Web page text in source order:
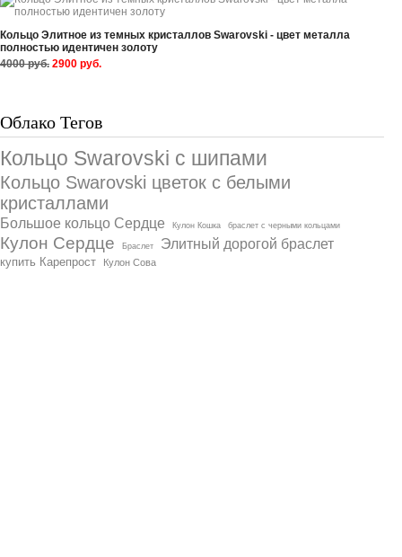
Кольцо Элитное из темных кристаллов Swarovski - цвет металла
полностью идентичен золоту
4000 руб. 2900 руб.
Облако Тегов
Кольцо Swarovski с шипами
Кольцо Swarovski цветок с белыми
кристаллами
Большое кольцо Сердце Кулон Кошка браслет с черными кольцами
Кулон Сердце Браслет Элитный дорогой браслет
купить Карепрост Кулон Сова